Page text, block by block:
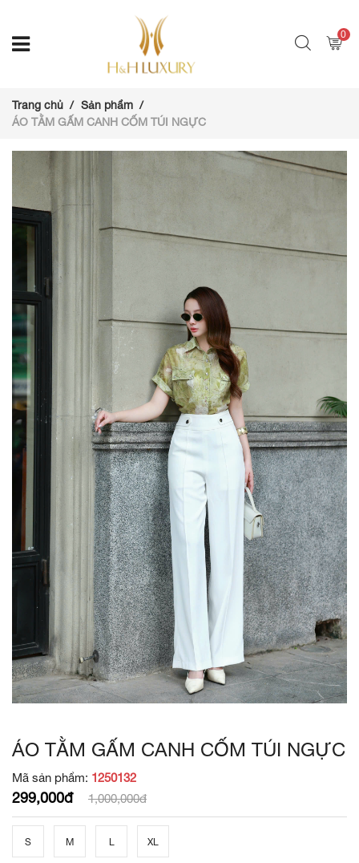
0
Trang chủ
Sản phẩm
ÁO TẰM GẤM CANH CỐM TÚI NGỰC
ÁO TẰM GẤM CANH CỐM TÚI NGỰC
Mã sản phẩm: 1250132
299,000đ 1,000,000đ
S M L XL